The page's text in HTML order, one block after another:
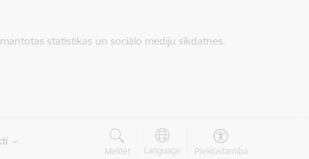
statistikas un sociālo mediju sīkdatnes.
Meklēt Language Piekļūstamība